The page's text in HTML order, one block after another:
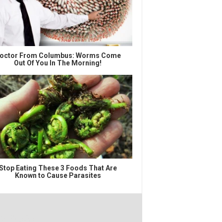
From Columbus: Worms Come
Out Of You In The Morning!
Eating These 3 Foods That Are
Known to Cause Parasites